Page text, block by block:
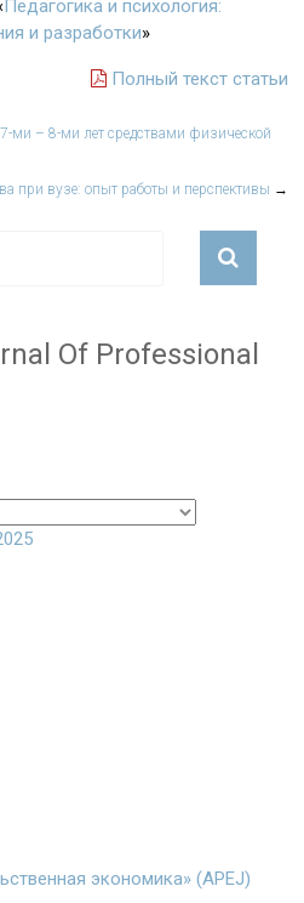
Педагогика и психология:
и разработки»
Полный текст статьи
ми – 8-ми лет средствами физической
при вузе: опыт работы и перспективы →
Of Professional
экономика» (APEJ)